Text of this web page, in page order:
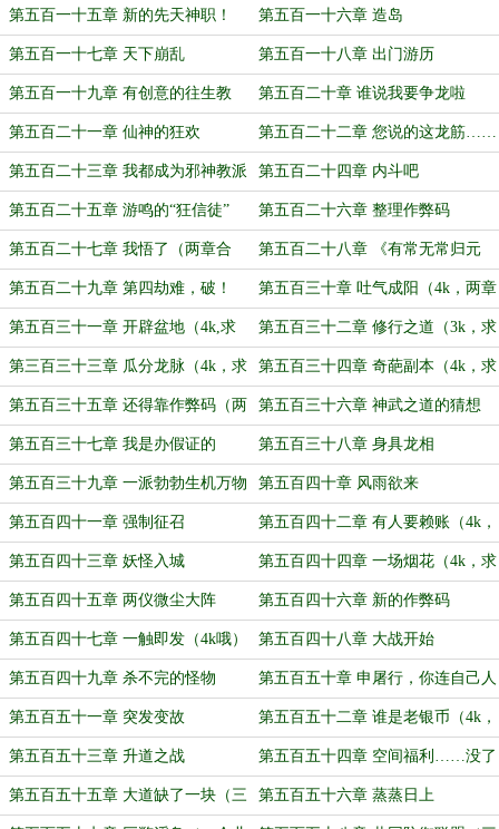
第五百一十五章 新的先天神职！ 第五百一十六章 造岛
第五百一十七章 天下崩乱 第五百一十八章 出门游历
第五百一十九章 有创意的往生教 第五百二十章 谁说我要争龙啦
第五百二十一章 仙神的狂欢 第五百二十二章 您说的这龙筋……
它正经吗？
第五百二十三章 我都成为邪神教派
的二当家了
第五百二十四章 内斗吧
第五百二十五章 游鸣的“狂信徒” 第五百二十六章 整理作弊码
第五百二十七章 我悟了（两章合
一，4k，求票票）
第五百二十八章 《有常无常归元
经》（两章合一，4K，求月票哟）
第五百二十九章 第四劫难，破！
（4K大章，欢迎投月票）
第五百三十章 吐气成阳（4k，两章
合一，求月票哦）
第五百三十一章 开辟盆地（4k,求
月票）
第五百三十二章 修行之道（3k，求
月票）
第三百三十三章 瓜分龙脉（4k，求
月票）
第五百三十四章 奇葩副本（4k，求
月票）
第五百三十五章 还得靠作弊码（两
章合一，4k哦）
第五百三十六章 神武之道的猜想
（4k哦）
第五百三十七章 我是办假证的 第五百三十八章 身具龙相
第五百三十九章 一派勃勃生机万物
竞发的境界（4k,求月票）
第五百四十章 风雨欲来
第五百四十一章 强制征召 第五百四十二章 有人要赖账（4k，
求月票哦）
第五百四十三章 妖怪入城 第五百四十四章 一场烟花（4k，求
月票）
第五百四十五章 两仪微尘大阵 第五百四十六章 新的作弊码
第五百四十七章 一触即发（4k哦） 第五百四十八章 大战开始
第五百四十九章 杀不完的怪物 第五百五十章 申屠行，你连自己人
也杀？
第五百五十一章 突发变故 第五百五十二章 谁是老银币（4k，
求月票哦）
第五百五十三章 升道之战 第五百五十四章 空间福利……没了
第五百五十五章 大道缺了一块（三 第五百五十六章 蒸蒸日上